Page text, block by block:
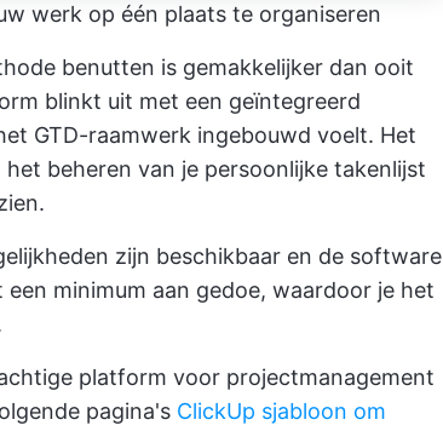
werk op één plaats te organiseren
benutten is gemakkelijker dan ooit
blinkt uit met een geïntegreerd
GTD-raamwerk ingebouwd voelt. Het
beheren van je persoonlijke takenlijst
zijn beschikbaar en de software
minimum aan gedoe, waardoor je het
platform voor projectmanagement
pagina's ClickUp sjabloon om